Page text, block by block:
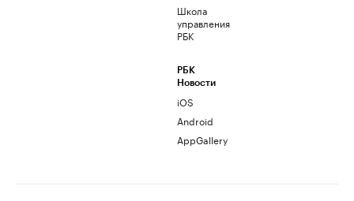
Школа
управления
РБК
РБК
Новости
iOS
Android
AppGallery